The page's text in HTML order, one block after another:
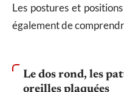
Les postures et
également de
Le dos rond, les
oreilles plaquées